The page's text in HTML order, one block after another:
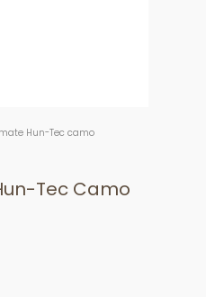
Hun-Tec camo
Tec Camo